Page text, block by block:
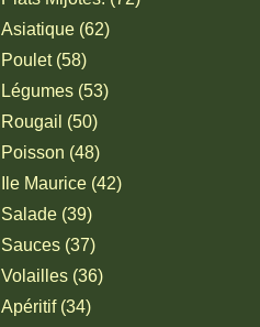
Asiatique (62)
Poulet (58)
Légumes (53)
Rougail (50)
Poisson (48)
Ile Maurice (42)
Salade (39)
Sauces (37)
Volailles (36)
Apéritif (34)